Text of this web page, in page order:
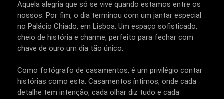
Aquela alegria que só se vive quando estamos entre os
nossos. Por fim, o dia terminou com um jantar especial
no Palácio Chiado, em Lisboa. Um espaço sofisticado,
cheio de história e charme, perfeito para fechar com
chave de ouro um dia tão único.
Como fotógrafo de casamentos, é um privilégio contar
histórias como esta. Casamentos íntimos, onde cada
detalhe tem intenção, cada olhar diz tudo e cada